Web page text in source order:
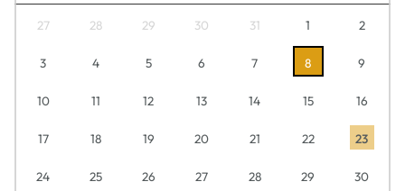
27 28 29 30 31 1 2
3 4 5 6 7 8 9
10 11 12 13 14 15 16
17 18 19 20 21 22 23
24 25 26 27 28 29 30